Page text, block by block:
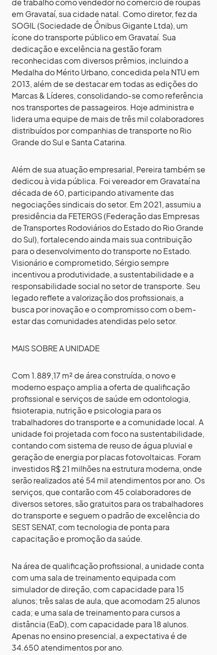
de trabalho como vendedor no comércio de roupas
em Gravataí, sua cidade natal. Como diretor, fez da
SOGIL (Sociedade de Ônibus Gigante Ltda), um
ícone do transporte público em Gravataí. Sua
dedicação e excelência na gestão foram
reconhecidas com diversos prêmios, incluindo a
Medalha do Mérito Urbano, concedida pela NTU em
2013, além de se destacar em todas as edições do
Marcas & Líderes, consolidando-se como referência
nos transportes de passageiros. Hoje administra e
lidera uma equipe de mais de três mil colaboradores
distribuídos por companhias de transporte no Rio
Grande do Sul e Santa Catarina.
Além de sua atuação empresarial, Pereira também se
dedicou à vida pública. Foi vereador em Gravataí na
década de 60, participando ativamente das
negociações sindicais do setor. Em 2021, assumiu a
presidência da FETERGS (Federação das Empresas
de Transportes Rodoviários do Estado do Rio Grande
do Sul), fortalecendo ainda mais sua contribuição
para o desenvolvimento do transporte no Estado.
Visionário e comprometido, Sérgio sempre
incentivou a produtividade, a sustentabilidade e a
responsabilidade social no setor de transporte. Seu
legado reflete a valorização dos profissionais, a
busca por inovação e o compromisso com o bem-
estar das comunidades atendidas pelo setor.
MAIS SOBRE A UNIDADE
Com 1.889,17 m² de área construída, o novo e
moderno espaço amplia a oferta de qualificação
profissional e serviços de saúde em odontologia,
fisioterapia, nutrição e psicologia para os
trabalhadores do transporte e a comunidade local. A
unidade foi projetada com foco na sustentabilidade,
contando com sistema de reuso de água pluvial e
geração de energia por placas fotovoltaicas. Foram
investidos R$ 21 milhões na estrutura moderna, onde
serão realizados até 54 mil atendimentos por ano. Os
serviços, que contarão com 45 colaboradores de
diversos setores, são gratuitos para os trabalhadores
do transporte e seguem o padrão de excelência do
SEST SENAT, com tecnologia de ponta para
capacitação e promoção da saúde.
Na área de qualificação profissional, a unidade conta
com uma sala de treinamento equipada com
simulador de direção, com capacidade para 15
alunos; três salas de aula, que acomodam 25 alunos
cada; e uma sala de treinamento para cursos a
distância (EaD), com capacidade para 18 alunos.
Apenas no ensino presencial, a expectativa é de
34.650 atendimentos por ano.